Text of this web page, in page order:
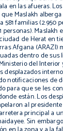
en las afueras.
Maslakh alberga
581 familias (2.950
personas).
de Herat en
Afgana (ARAZI)
dentro de
del
desplazados
notificaciones de
para que se les
están. Los
al
principal a
Sin